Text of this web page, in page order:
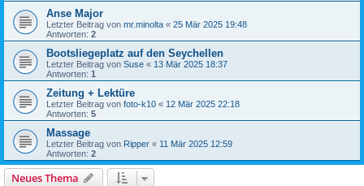
Anse Major
Letzter Beitrag von mr.minolta « 25 Mär 2025 19:48
Antworten: 2
Bootsliegeplatz auf den Seychellen
Letzter Beitrag von Suse « 13 Mär 2025 18:37
Antworten: 1
Zeitung + Lektüre
Letzter Beitrag von foto-k10 « 12 Mär 2025 22:18
Antworten: 5
Massage
Letzter Beitrag von Ripper « 11 Mär 2025 12:59
Antworten: 2
Neues Thema